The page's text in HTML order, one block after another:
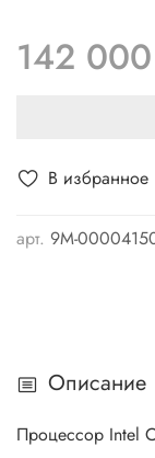
В избранное
арт. 9М-
142
Описание
Процессор Intel